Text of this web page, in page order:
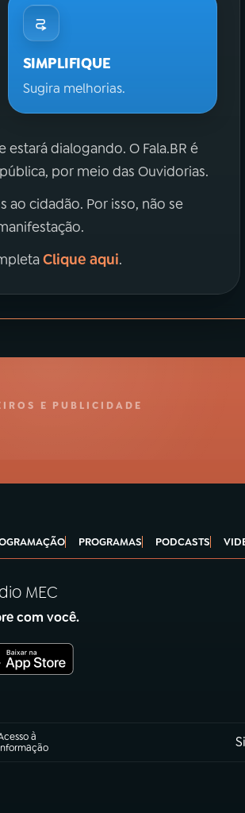
SIMPLIFIQUE
Sugira melhorias.
estará dialogando. O Fala.BR é
por meio das Ouvidorias.
ao cidadão. Por isso, não se
Clique aqui.
E PUBLICIDADE
PROGRAMAS PODCASTS
MEC
com você.
à